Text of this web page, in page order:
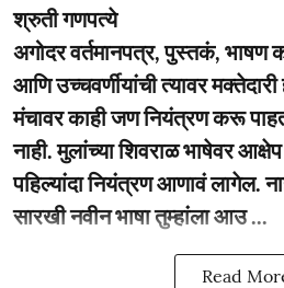
श्रुती गणपत्ये
अगोदर वर्तमानपत्र, पुस्तकं, भाषण
आणि उच्चवर्णीयांची त्यावर
मंचावर काही जण नियंत्रण करू
नाही. मुलांच्या शिवराळ भाषेवर
पहिल्यांदा नियंत्रण आणावं लागेल.
सारखी नवीन भाषा तुम्हांला आउ ...
Read